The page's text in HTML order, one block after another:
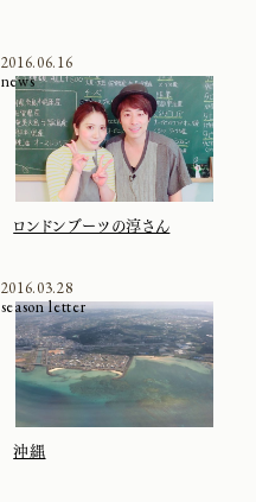
ロンドンブーツの淳さん
2016.06.16
news
沖縄
2016.03.28
season letter